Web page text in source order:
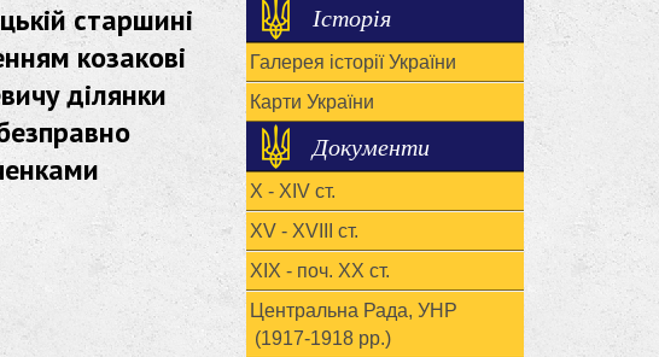
старшині
козакові
ділянки
Історія
Галерея історії України
Карти України
Документи
X - XIV ст.
XV - XVIII ст.
ХІХ - поч. ХХ ст.
Центральна Рада, УНР
(1917-1918 рр.)